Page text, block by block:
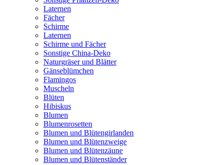
Laternen
Fächer
Schirme
Laternen
Schirme und Fächer
Sonstige China-Deko
Naturgräser und Blätter
Gänseblümchen
Flamingos
Muscheln
Blüten
Hibiskus
Blumen
Blumenrosetten
Blumen und Blütengirlanden
Blumen und Blütenzweige
Blumen und Blütenzäune
Blumen und Blütenständer